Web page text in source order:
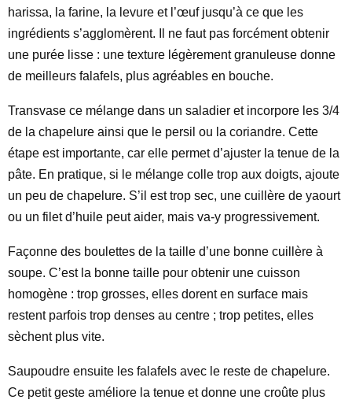
harissa, la farine, la levure et l’œuf jusqu’à ce que les
ingrédients s’agglomèrent. Il ne faut pas forcément obtenir
une purée lisse : une texture légèrement granuleuse donne
de meilleurs falafels, plus agréables en bouche.
Transvase ce mélange dans un saladier et incorpore les 3/4
de la chapelure ainsi que le persil ou la coriandre. Cette
étape est importante, car elle permet d’ajuster la tenue de la
pâte. En pratique, si le mélange colle trop aux doigts, ajoute
un peu de chapelure. S’il est trop sec, une cuillère de yaourt
ou un filet d’huile peut aider, mais va-y progressivement.
Façonne des boulettes de la taille d’une bonne cuillère à
soupe. C’est la bonne taille pour obtenir une cuisson
homogène : trop grosses, elles dorent en surface mais
restent parfois trop denses au centre ; trop petites, elles
sèchent plus vite.
Saupoudre ensuite les falafels avec le reste de chapelure.
Ce petit geste améliore la tenue et donne une croûte plus